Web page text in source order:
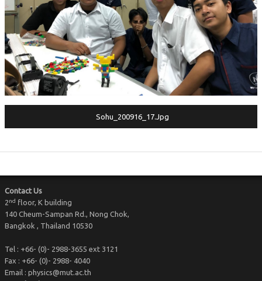
KM@Physics
Physics Community
Sohu_200916_17.jpg
Contact Us
2nd floor, K building
140 Cheum-Sampan Rd., Nong Chok,
Bangkok , Thailand 10530
Tel : +66- (0)- 2988-3655 ext 3121
Fax : +66- (0)- 2988- 4040
Email : physics@mut.ac.th